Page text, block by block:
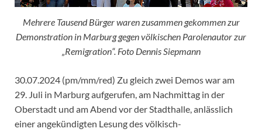
Mehrere Tausend Bürger waren zusammen gekommen zur
Demonstration in Marburg gegen völkischen Parolenautor zur
„Remigration“. Foto Dennis Siepmann
30.07.2024 (pm/mm/red) Zu gleich zwei Demos war am
29. Juli in Marburg aufgerufen, am Nachmittag in der
Oberstadt und am Abend vor der Stadthalle, anlässlich
einer angekündigten Lesung des völkisch-